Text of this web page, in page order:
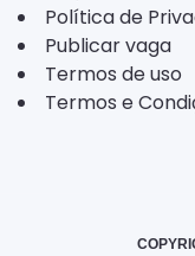
Política de
Publicar vaga
Termos de uso
Termos e